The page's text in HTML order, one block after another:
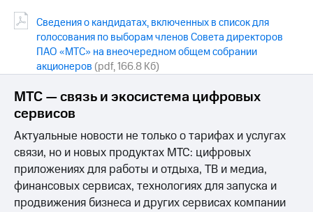
Интервью
Финансовая
отчетность
Контакты
Новости
в
регионе
и акционерам
Корпоративное
управление
Сведения о кандидатах, включенных в список для
голосования по выборам членов Совета директоров
ПАО «МТС» на внеочередном общем собрании
акционеров (pdf, 166.8 Кб)
МТС — связь и экосистема цифровых
сервисов
Актуальные новости не только о тарифах и услугах
связи, но и новых продуктах МТС: цифровых
приложениях для работы и отдыха, ТВ и медиа,
финансовых сервисах, технологиях для запуска и
продвижения бизнеса и других сервисах компании